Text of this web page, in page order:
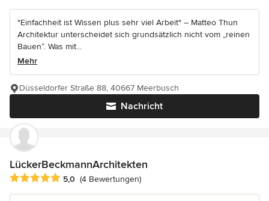
"Einfachheit ist Wissen plus sehr viel Arbeit" – Matteo Thun
Architektur unterscheidet sich grundsätzlich nicht vom „reinen
Bauen“. Was mit...
Mehr
Nachricht
Düsseldorfer Straße 88, 40667 Meerbusch
LückerBeckmannArchitekten
Durchschnittliche Bewertung: 5 von 5 Sternen
5,0 (4 Bewertungen)